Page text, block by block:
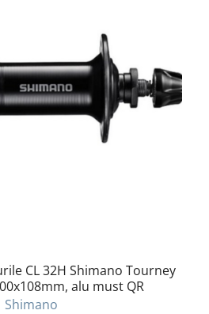
CL 32H Shimano Tourney
alu must QR
Shimano